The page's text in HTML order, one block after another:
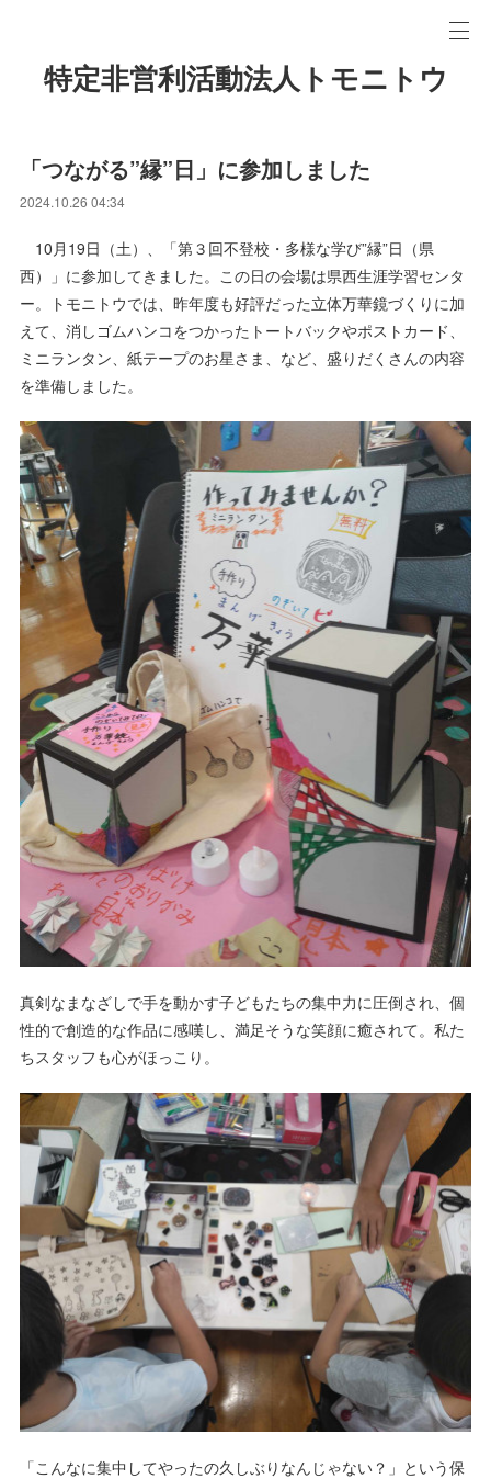
特定非営利活動法人トモニトウ
「つながる”縁”日」に参加しました
2024.10.26 04:34
10月19日（土）、「第３回不登校・多様な学び”縁”日（県
西）」に参加してきました。この日の会場は県西生涯学習センタ
ー。トモニトウでは、昨年度も好評だった立体万華鏡づくりに加
えて、消しゴムハンコをつかったトートバックやポストカード、
ミニランタン、紙テープのお星さま、など、盛りだくさんの内容
を準備しました。
真剣なまなざしで手を動かす子どもたちの集中力に圧倒され、個
性的で創造的な作品に感嘆し、満足そうな笑顔に癒されて。私た
ちスタッフも心がほっこり。
「こんなに集中してやったの久しぶりなんじゃない？」という保